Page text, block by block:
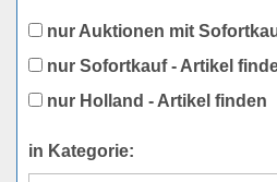
nur Auktionen mit
nur Sofortkauf - Artikel
nur Holland - Artikel finden
in Kategorie: